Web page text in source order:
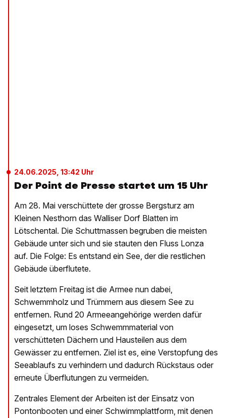
24.06.2025, 13:42 Uhr
Der Point de Presse startet um 15 Uhr
Am 28. Mai verschüttete der grosse Bergsturz am
Kleinen Nesthorn das Walliser Dorf Blatten im
Lötschental. Die Schuttmassen begruben die meisten
Gebäude unter sich und sie stauten den Fluss Lonza
auf. Die Folge: Es entstand ein See, der die restlichen
Gebäude überflutete.
Seit letztem Freitag ist die Armee nun dabei,
Schwemmholz und Trümmern aus diesem See zu
entfernen. Rund 20 Armeeangehörige werden dafür
eingesetzt, um loses Schwemmmaterial von
verschütteten Dächern und Hausteilen aus dem
Gewässer zu entfernen. Ziel ist es, eine Verstopfung des
Seeablaufs zu verhindern und dadurch Rückstaus oder
erneute Überflutungen zu vermeiden.
Zentrales Element der Arbeiten ist der Einsatz von
Pontonbooten und einer Schwimmplattform, mit denen